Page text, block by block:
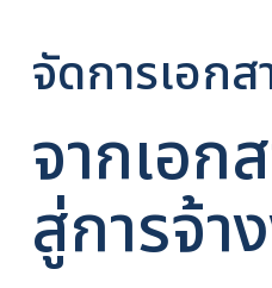
จัดการเอก
จากเอก
สู่การจ้